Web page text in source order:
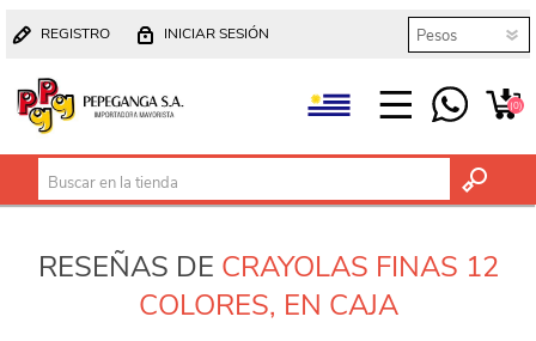
REGISTRO INICIAR SESIÓN
(0)
RESEÑAS DE CRAYOLAS FINAS 12
COLORES, EN CAJA